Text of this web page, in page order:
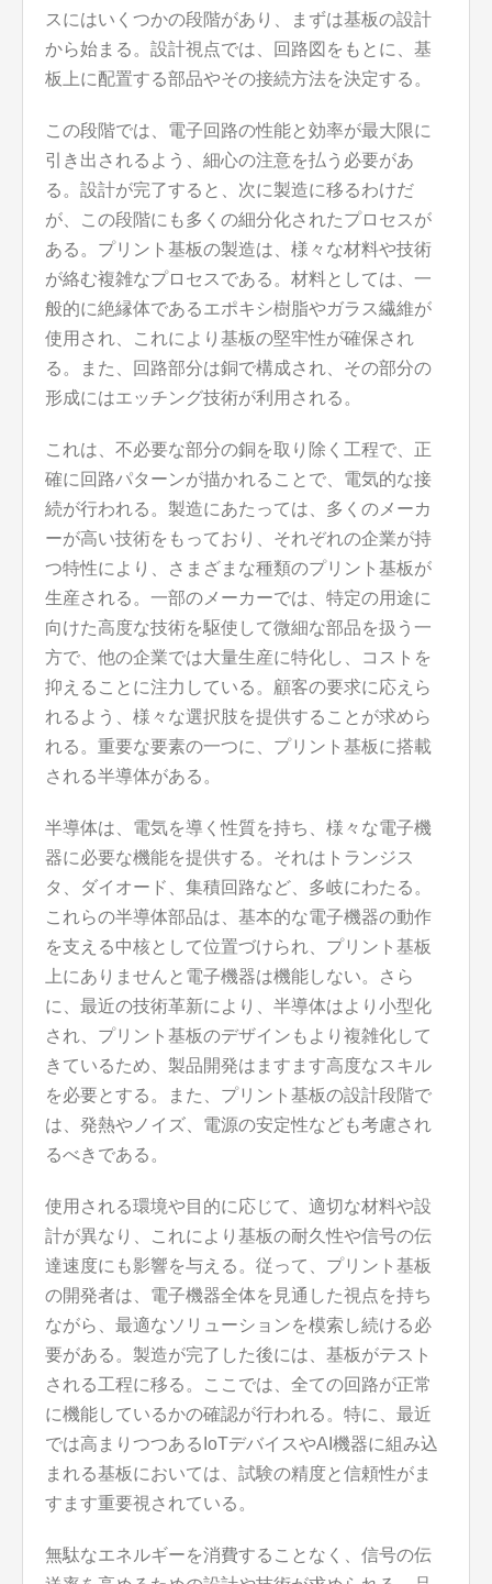
スにはいくつかの段階があり、まずは基板の設計
から始まる。設計視点では、回路図をもとに、基
板上に配置する部品やその接続方法を決定する。
この段階では、電子回路の性能と効率が最大限に
引き出されるよう、細心の注意を払う必要があ
る。設計が完了すると、次に製造に移るわけだ
が、この段階にも多くの細分化されたプロセスが
ある。プリント基板の製造は、様々な材料や技術
が絡む複雑なプロセスである。材料としては、一
般的に絶縁体であるエポキシ樹脂やガラス繊維が
使用され、これにより基板の堅牢性が確保され
る。また、回路部分は銅で構成され、その部分の
形成にはエッチング技術が利用される。
これは、不必要な部分の銅を取り除く工程で、正
確に回路パターンが描かれることで、電気的な接
続が行われる。製造にあたっては、多くのメーカ
ーが高い技術をもっており、それぞれの企業が持
つ特性により、さまざまな種類のプリント基板が
生産される。一部のメーカーでは、特定の用途に
向けた高度な技術を駆使して微細な部品を扱う一
方で、他の企業では大量生産に特化し、コストを
抑えることに注力している。顧客の要求に応えら
れるよう、様々な選択肢を提供することが求めら
れる。重要な要素の一つに、プリント基板に搭載
される半導体がある。
半導体は、電気を導く性質を持ち、様々な電子機
器に必要な機能を提供する。それはトランジス
タ、ダイオード、集積回路など、多岐にわたる。
これらの半導体部品は、基本的な電子機器の動作
を支える中核として位置づけられ、プリント基板
上にありませんと電子機器は機能しない。さら
に、最近の技術革新により、半導体はより小型化
され、プリント基板のデザインもより複雑化して
きているため、製品開発はますます高度なスキル
を必要とする。また、プリント基板の設計段階で
は、発熱やノイズ、電源の安定性なども考慮され
るべきである。
使用される環境や目的に応じて、適切な材料や設
計が異なり、これにより基板の耐久性や信号の伝
達速度にも影響を与える。従って、プリント基板
の開発者は、電子機器全体を見通した視点を持ち
ながら、最適なソリューションを模索し続ける必
要がある。製造が完了した後には、基板がテスト
される工程に移る。ここでは、全ての回路が正常
に機能しているかの確認が行われる。特に、最近
では高まりつつあるIoTデバイスやAI機器に組み込
まれる基板においては、試験の精度と信頼性がま
すます重要視されている。
無駄なエネルギーを消費することなく、信号の伝